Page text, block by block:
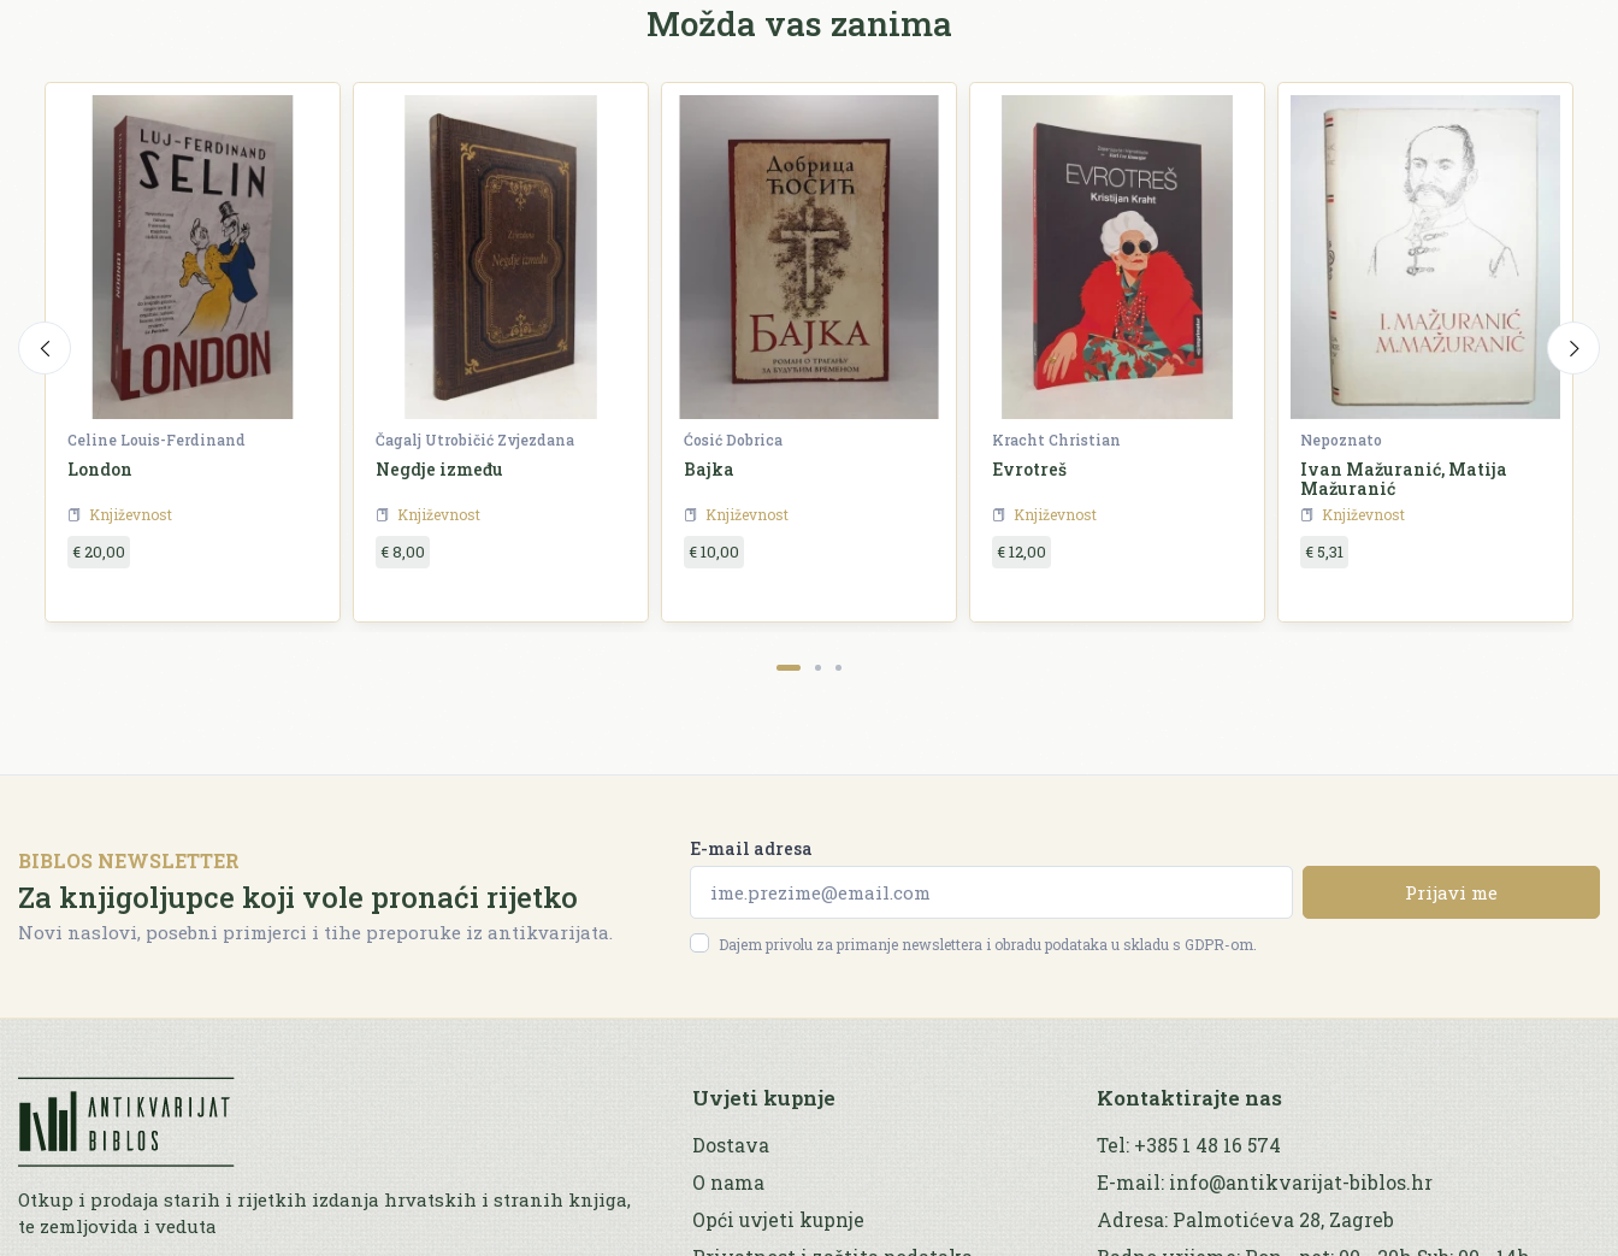
Možda vas zanima
Celine Louis-Ferdinand
London
Književnost
€ 20,00
Čagalj Utrobičić Zvjezdana
Negdje između
Književnost
€ 8,00
Ćosić Dobrica
Bajka
Književnost
€ 10,00
Kracht Christian
Evrotreš
Književnost
€ 12,00
Nepoznato
Ivan Mažuranić, Matija
Mažuranić
Književnost
€ 5,31
BIBLOS NEWSLETTER
Za knjigoljupce koji vole pronaći rijetko
Novi naslovi, posebni primjerci i tihe preporuke iz antikvarijata.
E-mail adresa
Prijavi me
Dajem privolu za primanje newslettera i obradu podataka u skladu s GDPR-om.
Otkup i prodaja starih i rijetkih izdanja hrvatskih i stranih knjiga,
te zemljovida i veduta
Uvjeti kupnje
Dostava
O nama
Opći uvjeti kupnje
Kontaktirajte nas
Tel: +385 1 48 16 574
E-mail: info@antikvarijat-biblos.hr
Adresa: Palmotićeva 28, Zagreb